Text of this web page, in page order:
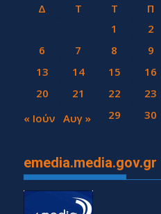
Δ Τ Τ Π
1
2
6
7 8 9
13
14 15 16
20
21 22 23
27
28 29 30
« Ιούν Αυγ »
emedia.media.gov.gr